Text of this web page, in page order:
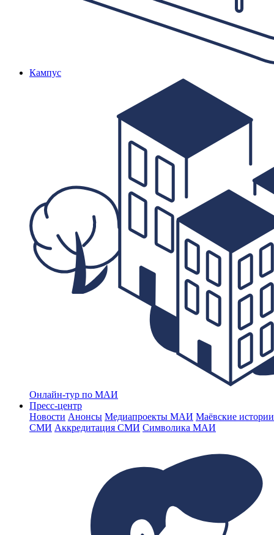
Кампус
Онлайн-тур по МАИ
Пресс-центр
Новости Анонсы Медиапроекты МАИ Маёвские
СМИ Аккредитация СМИ Символика МАИ